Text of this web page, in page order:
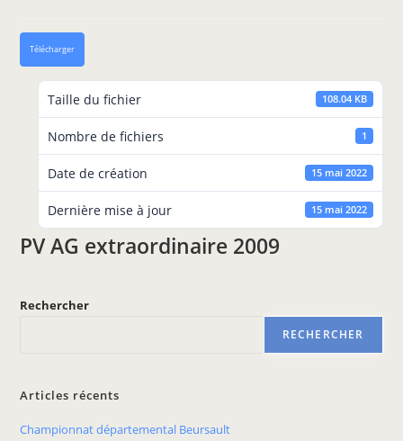
Télécharger
Taille du fichier 108.04 KB
Nombre de fichiers 1
Date de création 15 mai 2022
Dernière mise à jour 15 mai 2022
PV AG extraordinaire 2009
Rechercher
RECHERCHER
Articles récents
Championnat départemental Beursault